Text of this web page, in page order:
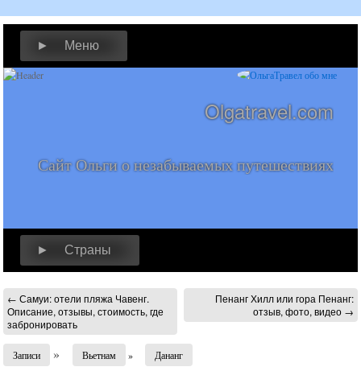
► Меню
Olgatravel.com
Сайт Ольги о незабываемых путешествиях
► Страны
← Самуи: отели пляжа Чавенг.
Описание, отзывы, стоимость, где
забронировать
Пенанг Хилл или гора Пенанг:
отзыв, фото, видео →
Записи » Вьетнам » Дананг